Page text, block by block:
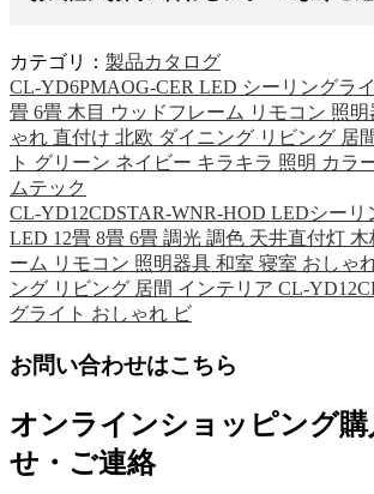
カテゴリ： 製品カタログ
CL-YD6PMAOG-CER LED シーリングラ
畳 6畳 木目 ウッドフレーム リモコン 照
ゃれ 直付け 北欧 ダイニング リビング 居
ト グリーン ネイビー キラキラ 照明 カラ
ムテック
CL-YD12CDSTAR-WNR-HOD LEDシー
LED 12畳 8畳 6畳 調光 調色 天井直付灯
ーム リモコン 照明器具 和室 寝室 おしゃ
ング リビング 居間 インテリア CL-
グライト おしゃれ ビ
お問い合わせはこちら
オンラインショッピング
せ・ご連絡